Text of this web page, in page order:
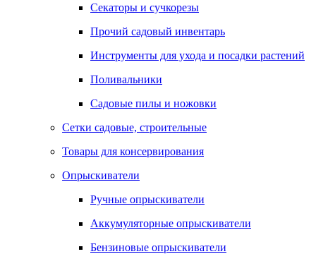
Секаторы и сучкорезы
Прочий садовый инвентарь
Инструменты для ухода и посадки растений
Поливальники
Садовые пилы и ножовки
Сетки садовые, строительные
Товары для консервирования
Опрыскиватели
Ручные опрыскиватели
Аккумуляторные опрыскиватели
Бензиновые опрыскиватели